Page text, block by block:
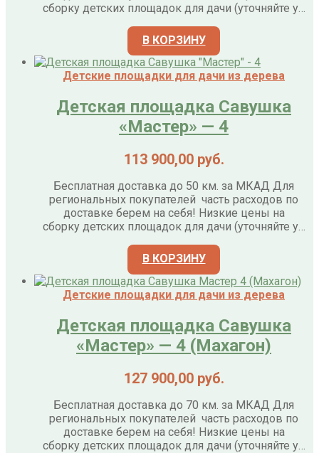
сборку детских площадок для дачи (уточняйте у…
В КОРЗИНУ
Детские площадки для дачи из дерева
Детская площадка Савушка
«Мастер» — 4
113 900,00 руб.
Бесплатная доставка до 50 км. за МКАД Для
региональных покупателей часть расходов по
доставке берем на себя! Низкие цены на
сборку детских площадок для дачи (уточняйте у…
В КОРЗИНУ
Детские площадки для дачи из дерева
Детская площадка Савушка
«Мастер» — 4 (Махагон)
127 900,00 руб.
Бесплатная доставка до 70 км. за МКАД Для
региональных покупателей часть расходов по
доставке берем на себя! Низкие цены на
сборку детских площадок для дачи (уточняйте у…